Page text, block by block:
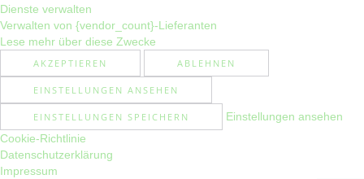
Dienste verwalten
Verwalten von {vendor_count}-Lieferanten
Lese mehr über diese Zwecke
AKZEPTIEREN ABLEHNEN
EINSTELLUNGEN ANSEHEN
EINSTELLUNGEN SPEICHERN
Einstellungen ansehen
Cookie-Richtlinie
Datenschutzerklärung
Impressum